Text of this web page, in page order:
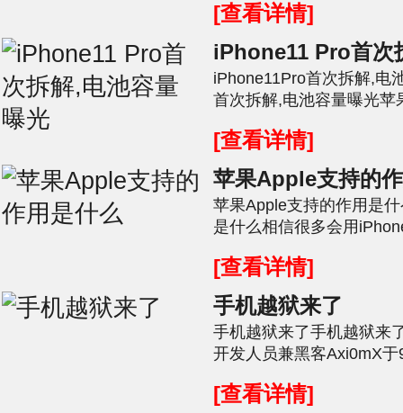
[查看详情]
iPhone11 Pro首次
iPhone11Pro首次拆解,电
首次拆解,电池容量曝光苹
[查看详情]
苹果Apple支持的
苹果Apple支持的作用是
是什么相信很多会用
[查看详情]
手机越狱来了
手机越狱来了手机越狱来
开发人员兼黑客Axi0mX
[查看详情]